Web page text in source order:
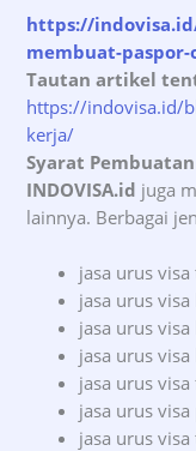
https://
membuat-
Tautan artikel
https://indovisa.id/
kerja/
Syarat Pembuatan
INDOVISA.id juga
lainnya. Berbagai
jasa urus
jasa urus visa
jasa urus visa
jasa urus
jasa urus
jasa urus
jasa urus